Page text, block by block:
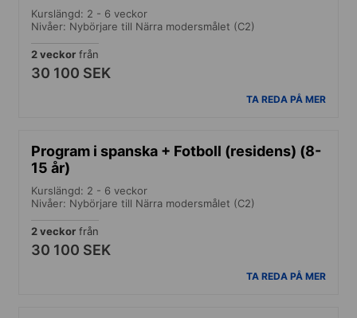
Kurslängd: 2 - 6 veckor
Nivåer: Nybörjare till Närra modersmålet (C2)
2 veckor från
30 100 SEK
TA REDA PÅ MER
Program i spanska + Fotboll (residens) (8-
15 år)
Kurslängd: 2 - 6 veckor
Nivåer: Nybörjare till Närra modersmålet (C2)
2 veckor från
30 100 SEK
TA REDA PÅ MER